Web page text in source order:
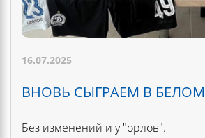
16.07.2025
ВНОВЬ СЫГРАЕМ В БЕЛОМ
Без изменений и у "орлов".